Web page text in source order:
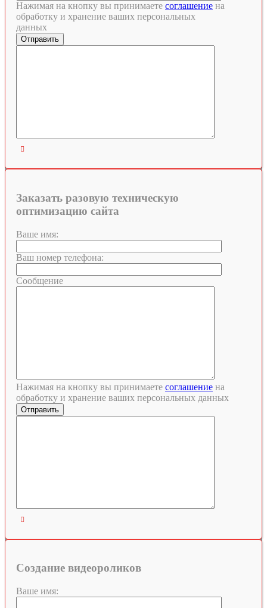
Нажимая на кнопку вы принимаете соглашение на
обработку и хранение ваших персональных
данных

Заказать разовую техническую
оптимизацию сайта
Ваше имя:
Ваш номер телефона:
Сообщение
Нажимая на кнопку вы принимаете соглашение на
обработку и хранение ваших персональных данных

Создание видеороликов
Ваше имя: